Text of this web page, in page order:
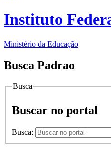
Instituto
Ministério da Educação
Busca Padrao
Busca
Buscar no portal
Busca: